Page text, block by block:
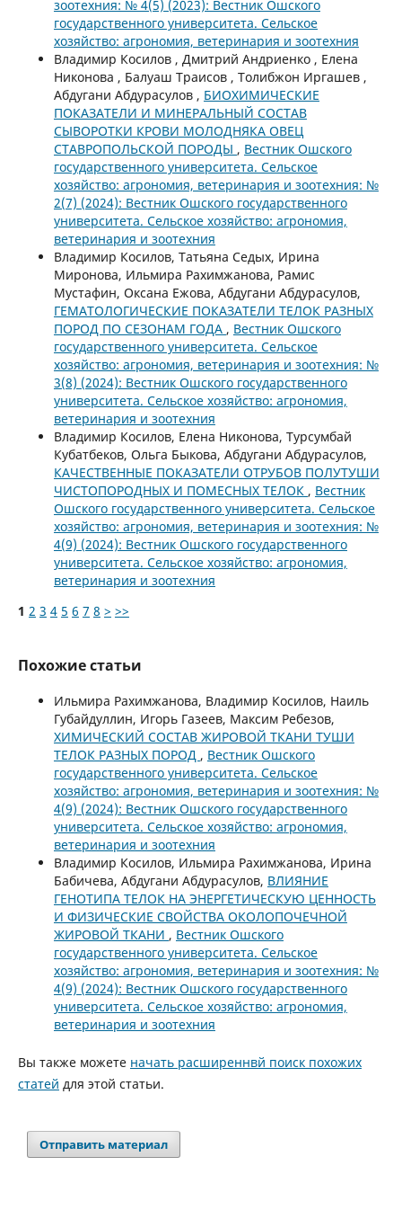
зоотехния: № 4(5) (2023): Вестник Ошского
государственного университета. Сельское
хозяйство: агрономия, ветеринария и зоотехния
Владимир Косилов , Дмитрий Андриенко , Елена
Никонова , Балуаш Траисов , Толибжон Иргашев ,
Абдугани Абдурасулов , БИОХИМИЧЕСКИЕ
ПОКАЗАТЕЛИ И МИНЕРАЛЬНЫЙ СОСТАВ
СЫВОРОТКИ КРОВИ МОЛОДНЯКА ОВЕЦ
СТАВРОПОЛЬСКОЙ ПОРОДЫ , Вестник Ошского
государственного университета. Сельское
хозяйство: агрономия, ветеринария и зоотехния: №
2(7) (2024): Вестник Ошского государственного
университета. Сельское хозяйство: агрономия,
ветеринария и зоотехния
Владимир Косилов, Татьяна Седых, Ирина
Миронова, Ильмира Рахимжанова, Рамис
Мустафин, Оксана Ежова, Абдугани Абдурасулов,
ГЕМАТОЛОГИЧЕСКИЕ ПОКАЗАТЕЛИ ТЕЛОК РАЗНЫХ
ПОРОД ПО СЕЗОНАМ ГОДА , Вестник Ошского
государственного университета. Сельское
хозяйство: агрономия, ветеринария и зоотехния: №
3(8) (2024): Вестник Ошского государственного
университета. Сельское хозяйство: агрономия,
ветеринария и зоотехния
Владимир Косилов, Елена Никонова, Турсумбай
Кубатбеков, Ольга Быкова, Абдугани Абдурасулов,
КАЧЕСТВЕННЫЕ ПОКАЗАТЕЛИ ОТРУБОВ ПОЛУТУШИ
ЧИСТОПОРОДНЫХ И ПОМЕСНЫХ ТЕЛОК , Вестник
Ошского государственного университета. Сельское
хозяйство: агрономия, ветеринария и зоотехния: №
4(9) (2024): Вестник Ошского государственного
университета. Сельское хозяйство: агрономия,
ветеринария и зоотехния
1 2 3 4 5 6 7 8 > >>
Похожие статьи
Ильмира Рахимжанова, Владимир Косилов, Наиль
Губайдуллин, Игорь Газеев, Максим Ребезов,
ХИМИЧЕСКИЙ СОСТАВ ЖИРОВОЙ ТКАНИ ТУШИ
ТЕЛОК РАЗНЫХ ПОРОД , Вестник Ошского
государственного университета. Сельское
хозяйство: агрономия, ветеринария и зоотехния: №
4(9) (2024): Вестник Ошского государственного
университета. Сельское хозяйство: агрономия,
ветеринария и зоотехния
Владимир Косилов, Ильмира Рахимжанова, Ирина
Бабичева, Абдугани Абдурасулов, ВЛИЯНИЕ
ГЕНОТИПА ТЕЛОК НА ЭНЕРГЕТИЧЕСКУЮ ЦЕННОСТЬ
И ФИЗИЧЕСКИЕ СВОЙСТВА ОКОЛОПОЧЕЧНОЙ
ЖИРОВОЙ ТКАНИ , Вестник Ошского
государственного университета. Сельское
хозяйство: агрономия, ветеринария и зоотехния: №
4(9) (2024): Вестник Ошского государственного
университета. Сельское хозяйство: агрономия,
ветеринария и зоотехния
Вы также можете начать расширеннвй поиск похожих
статей для этой статьи.
Отправить материал